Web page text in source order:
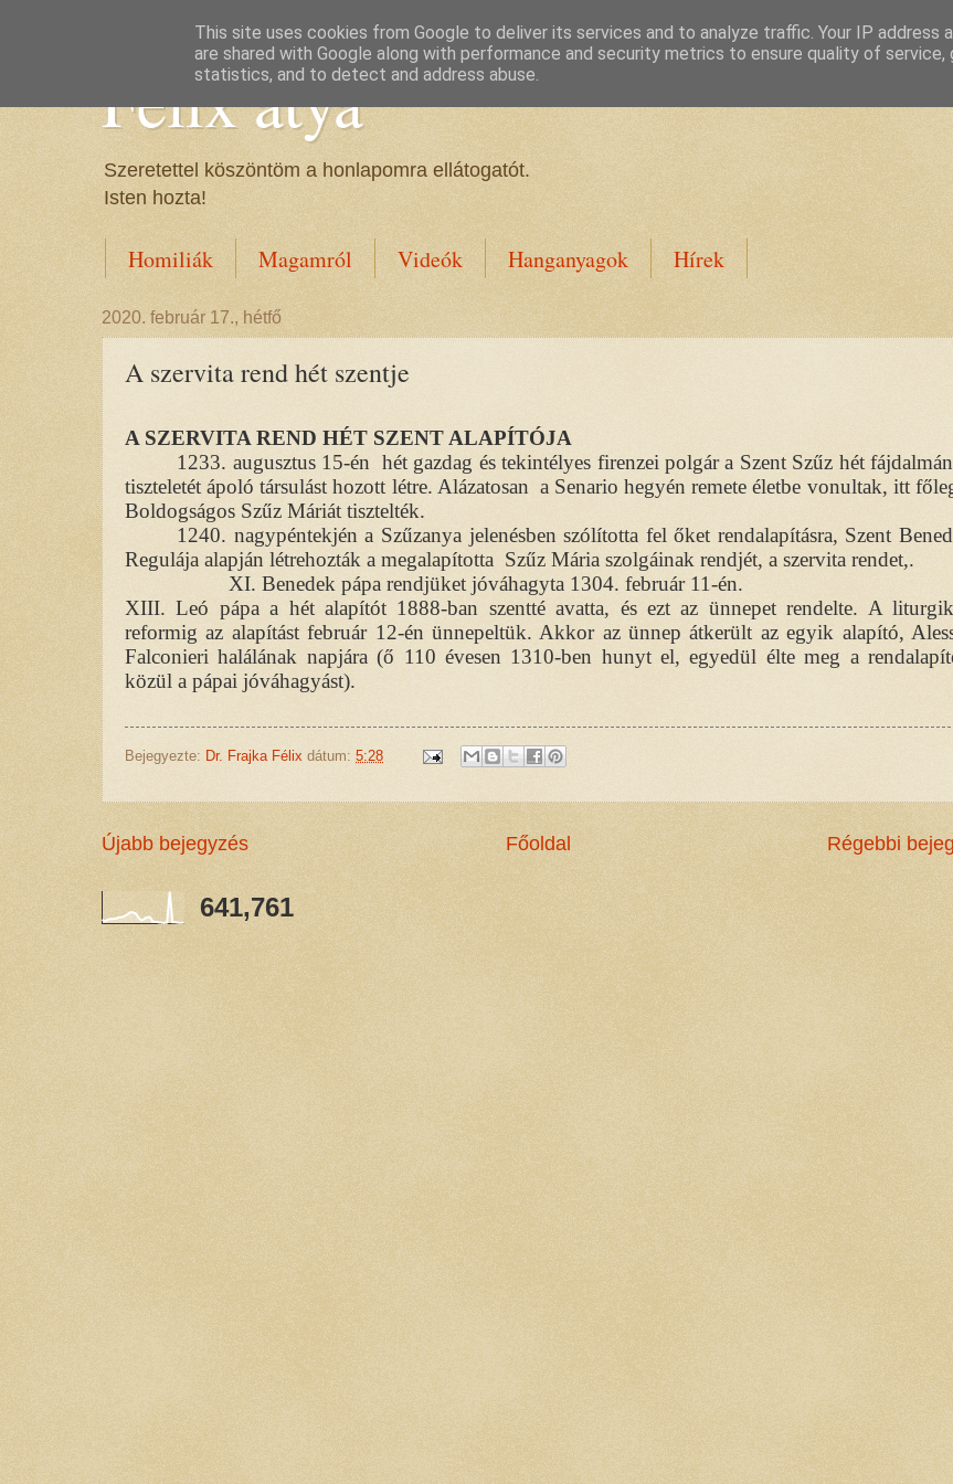
Félix atya
Szeretettel köszöntöm a honlapomra ellátogatót.
Isten hozta!
Homiliák Magamról Videók Hanganyagok Hírek
2020. február 17., hétfő
A szervita rend hét szentje
A SZERVITA REND HÉT SZENT ALAPÍTÓJA
1233. augusztus 15-én hét gazdag és tekintélyes firenzei polgár a Szent Szűz hét
tiszteletét ápoló társulást hozott létre. Alázatosan a Senario hegyén remete életbe vonultak, itt
Boldogságos Szűz Máriát tisztelték.
1240. nagypéntekjén a Szűzanya jelenésben szólította fel őket rendalapításra, Szent
Regulája alapján létrehozták a megalapította Szűz Mária szolgáinak rendjét, a szervita rendet,.
XI. Benedek pápa rendjüket jóváhagyta 1304. február 11-én.
XIII. Leó pápa a hét alapítót 1888-ban szentté avatta, és ezt az ünnepet rendelte. A
reformig az alapítást február 12-én ünnepeltük. Akkor az ünnep átkerült az egyik alapító,
Falconieri halálának napjára (ő 110 évesen 1310-ben hunyt el, egyedül élte meg a
közül a pápai jóváhagyást).
Bejegyezte: Dr. Frajka Félix dátum: 5:28
Újabb bejegyzés Régebbi
Főoldal
641,761
This site uses cookies from Google to deliver its services and to analyze traffic. Your IP address
are shared with Google along with performance and security metrics to ensure quality of service,
statistics, and to detect and address abuse.